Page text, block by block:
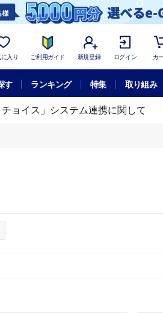
入り ご利用ガイド 新規登録 ログイン カ
す ランキング 特集 取り組み
チョイス」システム連携に関して